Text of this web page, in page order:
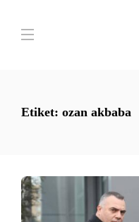
Etiket: ozan akbaba